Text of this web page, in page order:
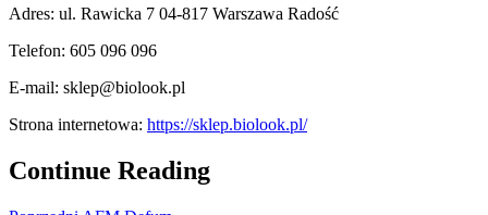
Adres: ul. Rawicka 7 04-817 Warszawa Radość
Telefon: 605 096 096
E-mail: sklep@biolook.pl
Strona internetowa: https://sklep.biolook.pl/
Continue Reading